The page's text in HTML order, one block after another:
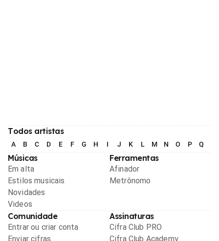
Todos artistas
A B C D E F G H I J K L M N O P Q
Músicas
Em alta
Estilos musicais
Novidades
Videos
Ferramentas
Afinador
Metrônomo
Comunidade
Entrar ou criar conta
Enviar cifras
Assinaturas
Cifra Club PRO
Cifra Club Academy